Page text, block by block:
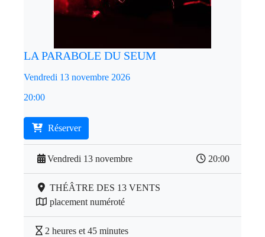
LA PARABOLE DU SEUM
Vendredi 13 novembre 2026
20:00
Réserver
Vendredi 13 novembre 20:00
THÉÂTRE DES 13 VENTS
placement numéroté
2 heures et 45 minutes